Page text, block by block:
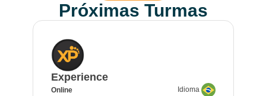
Próximas Turmas
Experience
Online Idioma